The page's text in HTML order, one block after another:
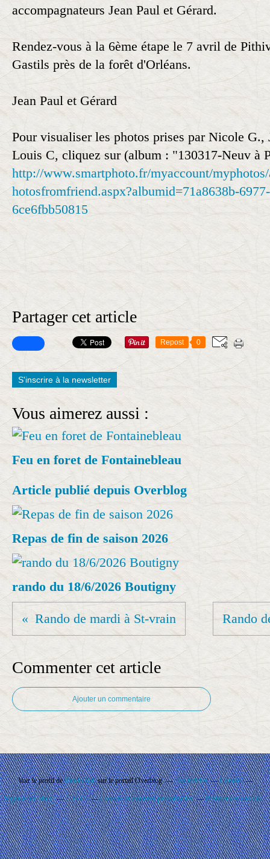
accompagnateurs Jean Paul et Gérard.
Rendez-vous à la 6ème étape le 7 avril de
Gastils près de la forêt d'Orléans.
Jean Paul et Gérard
Pour visualiser les photos prises par Nicole G.,
Louis C, cliquez sur (album : "130317-Neuv à
http://www.smartphoto.fr/myaccount/
hotosfromfriend.aspx?albumid=71a8638b-
6ce6fbb50815
Partager cet article
Repost 0
S'inscrire à la newsletter
Vous aimerez aussi :
Feu en foret de Fontainebleau
Article publié depuis Overblog
Repas de fin de saison 2026
rando du 18/6/2026 Boutigny
Rando de mardi à St-vrain Rando
Commenter cet article
Ajouter un commentaire
Voir le profil deRando'Ballsur le portail Overblog Top articles Contact
Signaler un abus C.G.U. Cookies et données personnelles Préférences cookies